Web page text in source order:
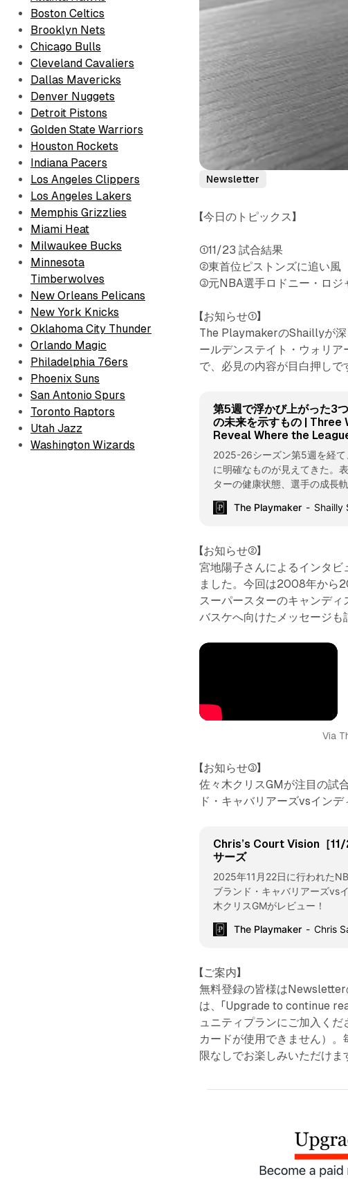
Boston Celtics
Brooklyn Nets
Chicago Bulls
Cleveland Cavaliers
Dallas Mavericks
Denver Nuggets
Detroit Pistons
Golden State Warriors
Houston Rockets
Indiana Pacers
Los Angeles Clippers
Los Angeles Lakers
Memphis Grizzlies
Miami Heat
Milwaukee Bucks
Minnesota
Timberwolves
New Orleans Pelicans
New York Knicks
Oklahoma City Thunder
Orlando Magic
Philadelphia 76ers
Phoenix Suns
San Antonio Spurs
Toronto Raptors
Utah Jazz
Washington Wizards
Newsletter
【今日のトピックス】
①11/23 試合結果
②東首位ピストンズに追い風
③元NBA選手ロドニー・ロジ
【お知らせ①】
The PlaymakerのShaillyが
ールデンステイト・ウォリ
で、必見の内容が目白押しで
第5週で浮かび上がった3
の未来を示すもの |
Reveal Where the
2025-26シーズン第5週を経
に明確なものが見えてきた。
ターの健康状態、選手の成
が、今シーズンだけでなく、
る。 ここでは3つの重要なポ
What’s happening beneath
developmental trajectories,
the stage for what the
but
The Playmaker Shailly
【お知らせ②】
宮地陽子さんによるインタ
ました。今回は2008年から
スーパースターのキャンデ
バスケへ向けたメッセージも
Via
【お知らせ③】
佐々木クリスGMが注目の試
ド・キャバリアーズvsイン
Chris’s Court Vision［
サーズ
2025年11月22日に行われた
ブランド・キャバリアーズvs
木クリスGMがレビュー！
The Playmaker
Chris
【ご案内】
無料登録の皆様はNewsletter
は、「Upgrade to continue
ュニティプランにご加入く
カードが使用できません）
限なしでお楽しみいただけま